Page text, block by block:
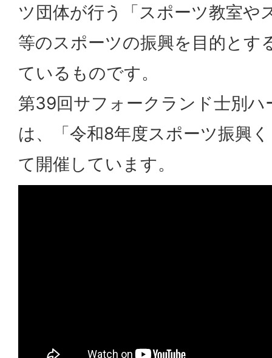
ツ団体が行う「スポーツ教室や
等のスポーツの振興を目的とす
ているものです。
第39回サフォークランド士別ハ
は、「令和8年度スポーツ振興
て開催しています。